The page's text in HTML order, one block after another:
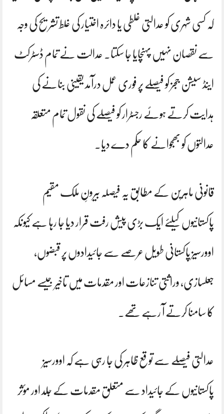
کہ کسی شہری کو عدالتی غلطی یا دائرہ اختیار کی غلط تشریح کی وجہ
سے نقصان نہیں پہنچایا جا سکتا۔ عدالت نے تمام ڈسٹرکٹ
اینڈ سیشن ججز کو فیصلے پر فوری عمل درآمد یقینی بنانے کی
ہدایت کرتے ہوئے رجسٹرار کو فیصلے کی نقول تمام متعلقہ
عدالتوں کو بھجوانے کا حکم دے دیا۔
قانونی ماہرین کے مطابق یہ فیصلہ بیرونِ ملک مقیم
پاکستانیوں کیلئے ایک بڑی پیش رفت قرار دیا جا رہا ہے کیونکہ
اوورسیز پاکستانی طویل عرصے سے جائیدادوں پر قبضوں،
جعلسازی، وراثتی تنازعات اور مقدمات میں تاخیر جیسے مسائل
کا سامنا کرتے آ رہے تھے۔
عدالتی فیصلے سے توقع ظاہر کی جا رہی ہے کہ اوورسیز
پاکستانیوں کے جائیداد سے متعلق مقدمات کے جلد اور مؤثر